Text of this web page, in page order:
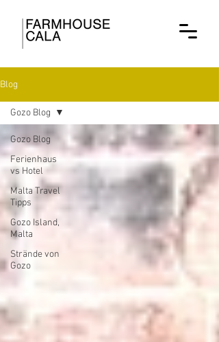
Blog
Gozo Blog
Ferienhaus
vs Hotel
Malta Travel
Tipps
Gozo Island,
Malta
Strände von
Gozo
Gozo Blog